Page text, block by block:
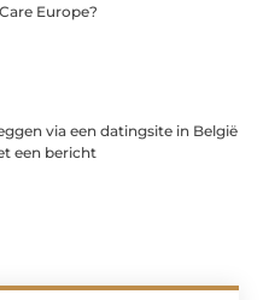
Europe?
via een datingsite in België
een bericht